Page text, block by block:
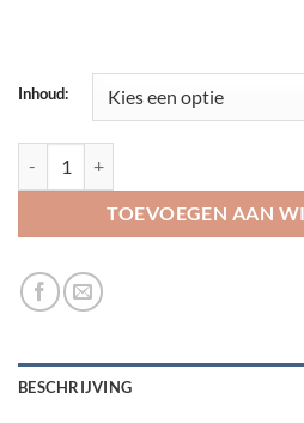
Inhoud:
TOEVOEGEN AAN
BESCHRIJVING